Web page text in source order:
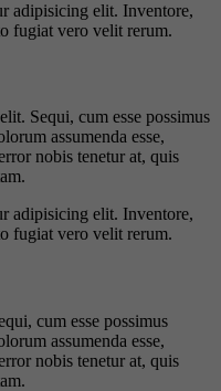
adipisicing elit. Inventore,
fugiat vero velit rerum.
Sequi, cum esse possimus
assumenda esse,
nobis tenetur at, quis
adipisicing elit. Inventore,
fugiat vero velit rerum.
cum esse possimus
assumenda esse,
nobis tenetur at, quis